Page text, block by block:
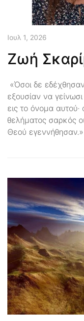
Ιουλ 1, 2026
Ζωή
«Όσοι δε
εξουσίαν να
εις το όνομα αυτού·
θελήματος σαρκός
Θεού